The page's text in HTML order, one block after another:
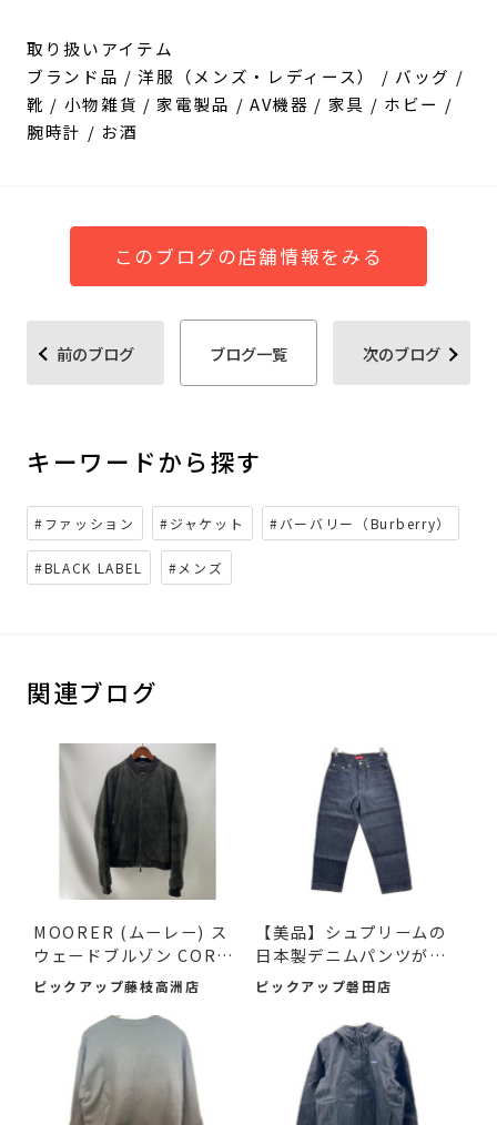
取り扱いアイテム
ブランド品 / 洋服（メンズ・レディース） / バッグ /
靴 / 小物雑貨 / 家電製品 / AV機器 / 家具 / ホビー /
腕時計 / お酒
このブログの店舗情報をみる
前のブログ ブログ一覧 次のブログ
キーワードから探す
#ファッション #ジャケット #バーバリー（Burberry）
#BLACK LABEL #メンズ
関連ブログ
MOORER (ムーレー) ス
ウェードブルゾン COREL
I-UR ...
ピックアップ藤枝高洲店
【美品】シュプリームの
日本製デニムパンツが入
荷...
ピックアップ磐田店